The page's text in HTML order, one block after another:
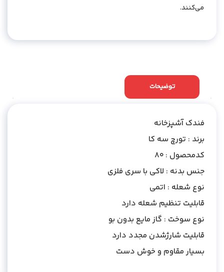
می‌کنند.
توضیحات
فندک آشپزخانه
برند : تورچ سه کا
کدمحصول : 80
جنس بدنه : لاکی با سری فلزی
نوع شعله : اتمی
قابلیت تنظیم شعله دارد
نوع سوخت : گاز مایع بدون بو
قابلیت شارژشدن مجدد دارد
بسیار مقاوم و خوش دست